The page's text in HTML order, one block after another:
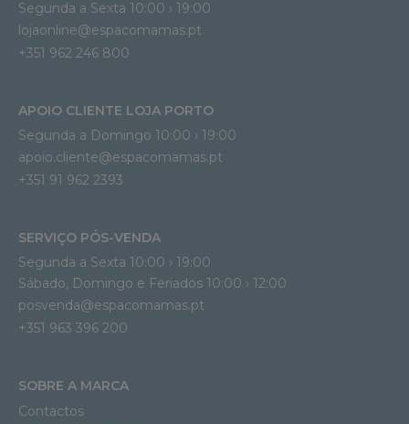
Segunda a Sexta 10:00 › 19:00
lojaonline@espacomamas.pt
+351 962 246 800
APOIO CLIENTE LOJA PORTO
Segunda a Domingo 10:00 › 19:00
apoio.cliente@espacomamas.pt
+351 91 962 2393
SERVIÇO PÓS-VENDA
Segunda a Sexta 10:00 › 19:00
Sábado, Domingo e Feriados 10:00 › 12:00
posvenda@espacomamas.pt
+351 963 396 200
SOBRE A MARCA
Contactos